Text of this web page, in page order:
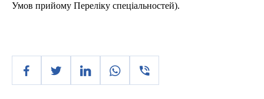
Умов прийому Переліку спеціальностей).